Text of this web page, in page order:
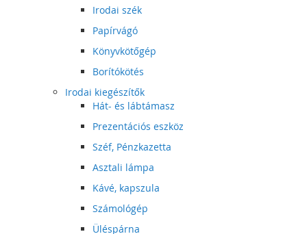
Irodai szék
Papírvágó
Könyvkötőgép
Borítókötés
Irodai kiegészítők
Hát- és lábtámasz
Prezentációs eszköz
Széf, Pénzkazetta
Asztali lámpa
Kávé, kapszula
Számológép
Üléspárna